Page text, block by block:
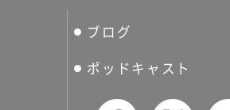
せたおん
友の会
ブログ
ポッドキャスト